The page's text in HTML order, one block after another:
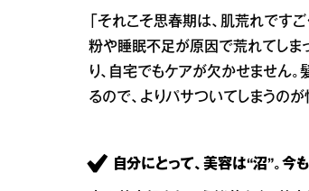
「それこそ思春期は、肌荒れです
粉や睡眠不足が原因で荒れてしま
り、自宅でもケアが欠かせません
るので、よりパサついてしまうのが
自分にとって、美容は“沼”。今